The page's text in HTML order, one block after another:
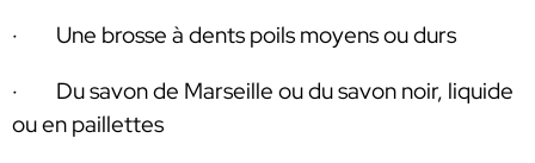
· Une brosse à dents poils moyens ou durs
· Du savon de Marseille ou du savon noir, liquide
ou en paillettes